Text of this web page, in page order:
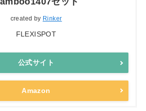
created by Rinker
FLEXISPOT
公式サイト
Amazon